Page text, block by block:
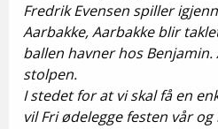
Fredrik Evensen spiller
Aarbakke, Aarbakke blir
ballen havner hos
stolpen.
I stedet for at vi skal få en
vil Fri ødelegge festen vår